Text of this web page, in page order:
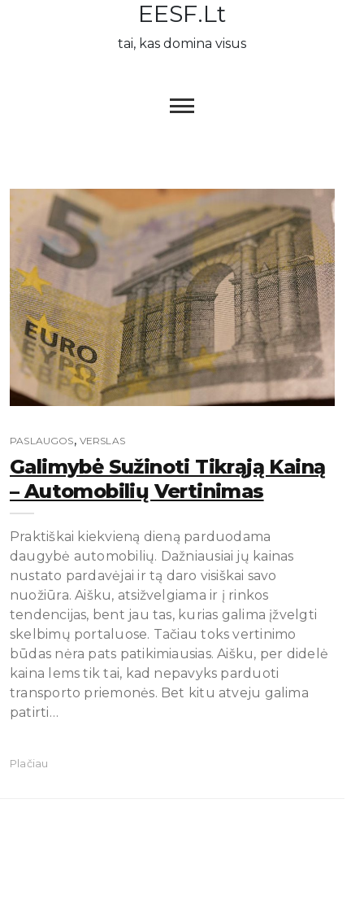
EESF.lt
tai, kas domina visus
PASLAUGOS, VERSLAS
Galimybė Sužinoti Tikrąją Kainą
– Automobilių Vertinimas
Praktiškai kiekvieną dieną parduodama
daugybė automobilių. Dažniausiai jų kainas
nustato pardavėjai ir tą daro visiškai savo
nuožiūra. Aišku, atsižvelgiama ir į rinkos
tendencijas, bent jau tas, kurias galima įžvelgti
skelbimų portaluose. Tačiau toks vertinimo
būdas nėra pats patikimiausias. Aišku, per didelė
kaina lems tik tai, kad nepavyks parduoti
transporto priemonės. Bet kitu atveju galima
patirti…
Plačiau